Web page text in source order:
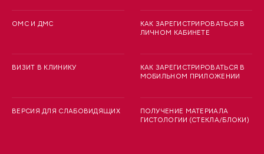
ОМС И ДМС
ВИЗИТ В КЛИНИКУ
ВЕРСИЯ ДЛЯ СЛАБОВИДЯЩИХ
КАК ЗАРЕГИСТРИРОВАТЬСЯ В
ЛИЧНОМ КАБИНЕТЕ
КАК ЗАРЕГИСТРИРОВАТЬСЯ В
МОБИЛЬНОМ ПРИЛОЖЕНИИ
ПОЛУЧЕНИЕ МАТЕРИАЛА
ГИСТОЛОГИИ (СТЕКЛА/БЛОКИ)